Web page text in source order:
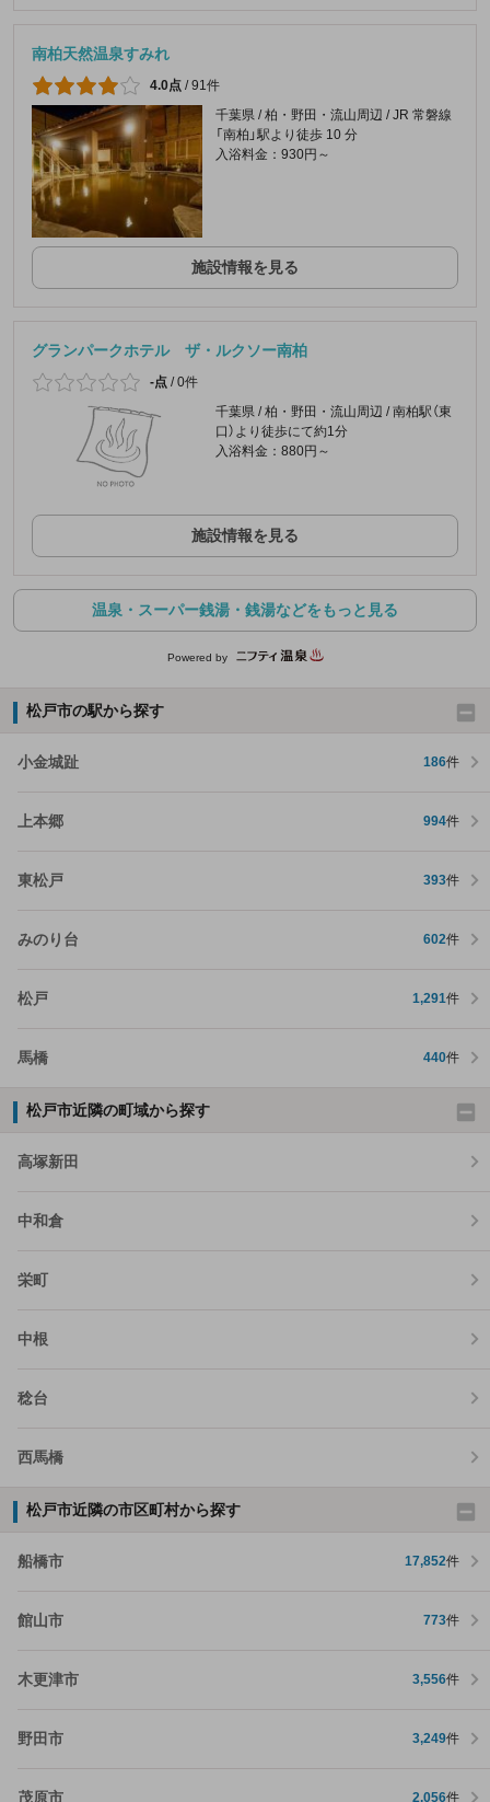
南柏天然温泉すみれ
4.0点 /91件
千葉県 / 柏・野田・流山周辺 / JR 常磐線
「南柏」駅より徒歩 10 分
入浴料金：930円～
施設情報を見る
グランパークホテル ザ・ルクソー南柏
-点 /0件
千葉県 / 柏・野田・流山周辺 / 南柏駅（東
口）より徒歩にて約1分
入浴料金：880円～
施設情報を見る
温泉・スーパー銭湯・銭湯などをもっと見る
Powered by
松戸市の駅から探す
小金城趾 186件
上本郷 994件
東松戸 393件
みのり台 602件
松戸 1,291件
馬橋 440件
松戸市近隣の町域から探す
高塚新田
中和倉
栄町
中根
稔台
西馬橋
松戸市近隣の市区町村から探す
船橋市 17,852件
館山市 773件
木更津市 3,556件
野田市 3,249件
茂原市 2,056件